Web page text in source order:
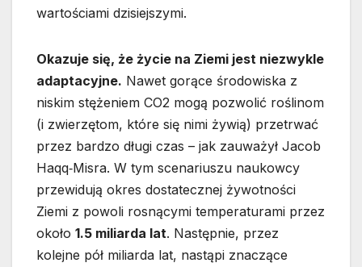
wartościami dzisiejszymi.
Okazuje się, że życie na Ziemi jest niezwykle
adaptacyjne. Nawet gorące środowiska z
niskim stężeniem CO2 mogą pozwolić roślinom
(i zwierzętom, które się nimi żywią) przetrwać
przez bardzo długi czas – jak zauważył Jacob
Haqq‐Misra. W tym scenariuszu naukowcy
przewidują okres dostatecznej żywotności
Ziemi z powoli rosnącymi temperaturami przez
około 1.5 miliarda lat. Następnie, przez
kolejne pół miliarda lat, nastąpi znaczące